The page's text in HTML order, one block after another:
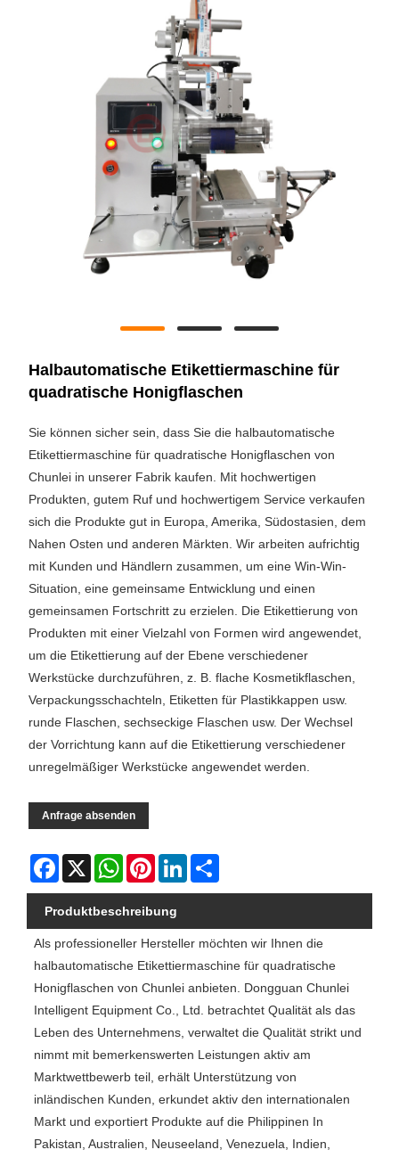
Halbautomatische Etikettiermaschine für
quadratische Honigflaschen
Sie können sicher sein, dass Sie die halbautomatische
Etikettiermaschine für quadratische Honigflaschen von
Chunlei in unserer Fabrik kaufen. Mit hochwertigen
Produkten, gutem Ruf und hochwertigem Service verkaufen
sich die Produkte gut in Europa, Amerika, Südostasien, dem
Nahen Osten und anderen Märkten. Wir arbeiten aufrichtig
mit Kunden und Händlern zusammen, um eine Win-Win-
Situation, eine gemeinsame Entwicklung und einen
gemeinsamen Fortschritt zu erzielen. Die Etikettierung von
Produkten mit einer Vielzahl von Formen wird angewendet,
um die Etikettierung auf der Ebene verschiedener
Werkstücke durchzuführen, z. B. flache Kosmetikflaschen,
Verpackungsschachteln, Etiketten für Plastikkappen usw.
runde Flaschen, sechseckige Flaschen usw. Der Wechsel
der Vorrichtung kann auf die Etikettierung verschiedener
unregelmäßiger Werkstücke angewendet werden.
Anfrage absenden
Facebook
X WhatsAppPinterestLinkedIn
Produktbeschreibung
Als professioneller Hersteller möchten wir Ihnen die
halbautomatische Etikettiermaschine für quadratische
Honigflaschen von Chunlei anbieten. Dongguan Chunlei
Intelligent Equipment Co., Ltd. betrachtet Qualität als das
Leben des Unternehmens, verwaltet die Qualität strikt und
nimmt mit bemerkenswerten Leistungen aktiv am
Marktwettbewerb teil, erhält Unterstützung von
inländischen Kunden, erkundet aktiv den internationalen
Markt und exportiert Produkte auf die Philippinen In
Pakistan, Australien, Neuseeland, Venezuela, Indien,